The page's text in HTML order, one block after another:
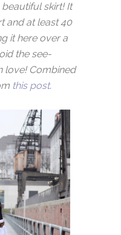
skirt! It
and at least 40
it here over a
the see-
love! Combined
this post.